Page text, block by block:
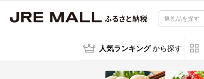
人気ランキング から探す